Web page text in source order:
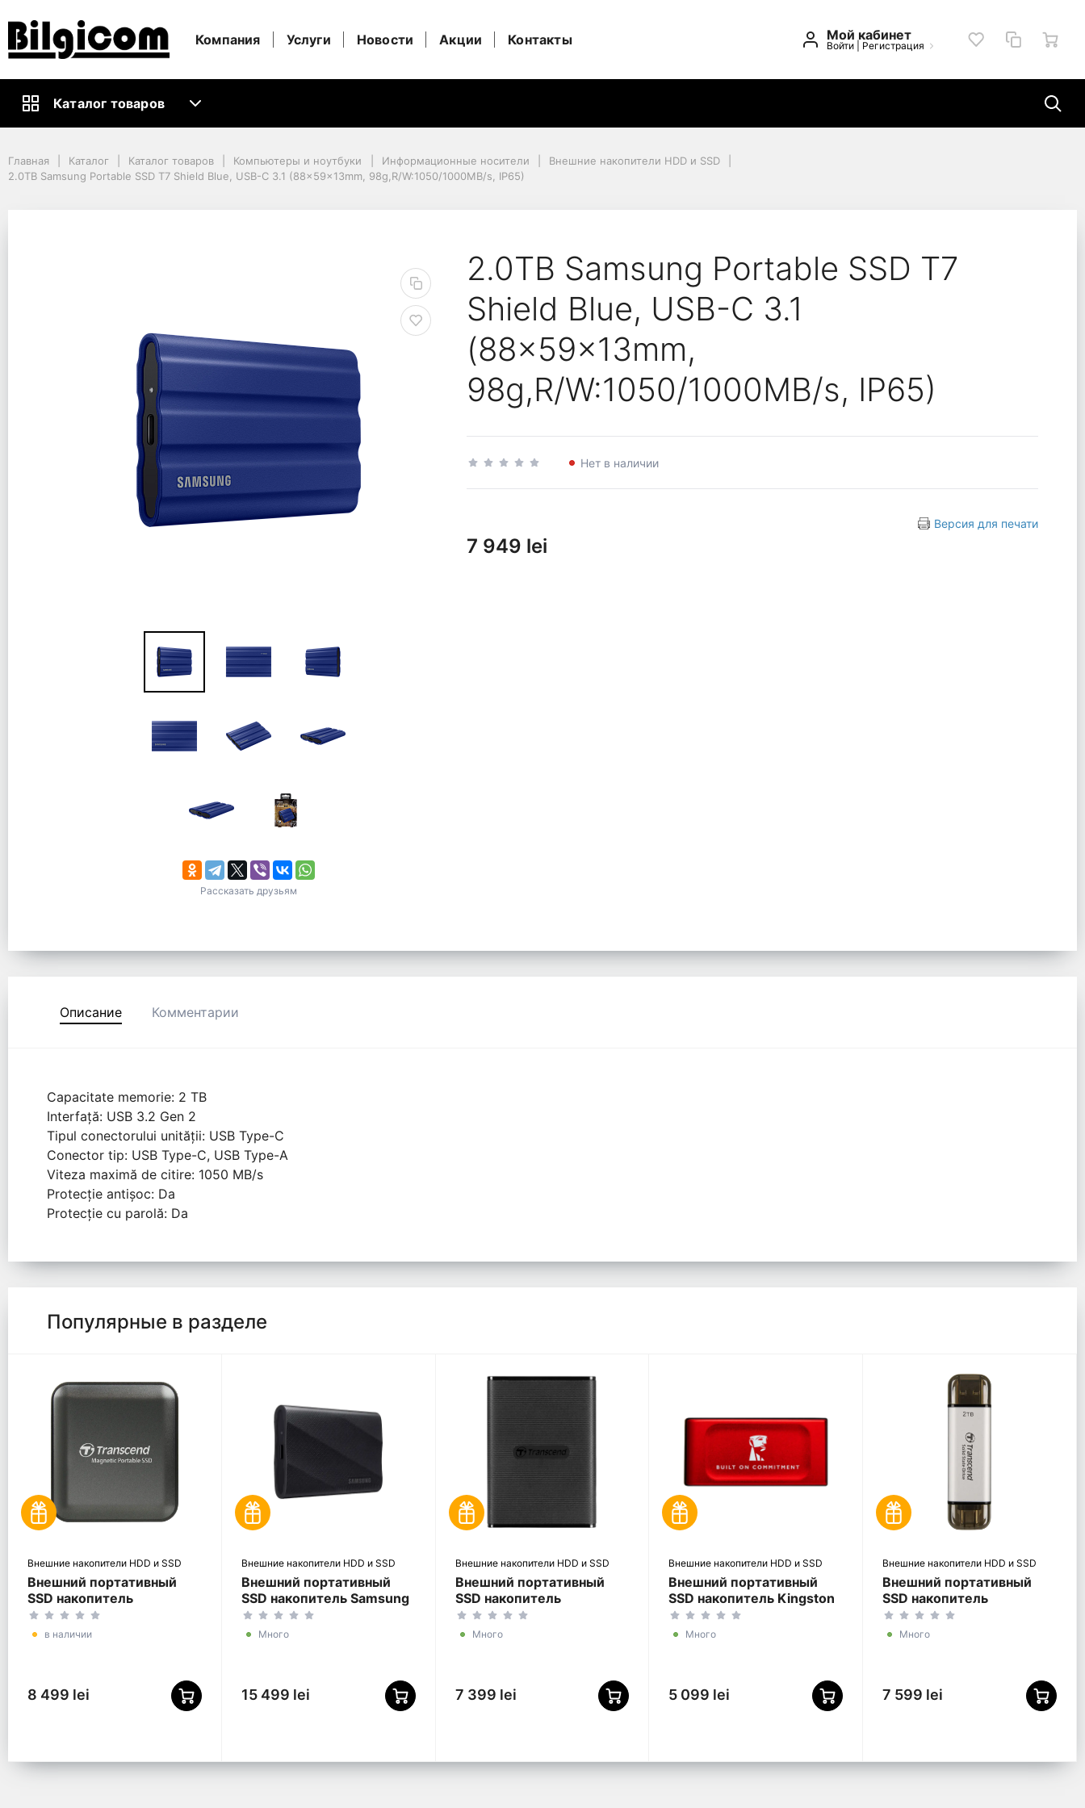
Мой кабинет
Войти| Регистрация
Компания Услуги Новости Акции Контакты
Каталог товаров
Главная
Компьютеры и ноутбуки
Информационные носители
Внешние накопители HDD и SSD
Главная Каталог Каталог товаров Компьютеры и ноутбуки Информационные носители
Внешние накопители HDD и SSD
2.0TB Samsung Portable SSD T7 Shield Blue, USB-C 3.1 (88x59x13mm, 98g,R/W:1050/1000MB/s, IP65)
Рассказать друзьям
2.0TB Samsung Portable SSD T7
Shield Blue, USB-C 3.1
(88x59x13mm,
98g,R/W:1050/1000MB/s, IP65)
Нет в наличии
Версия для печати
7 949 lei
Описание Комментарии
Capacitate memorie: 2 TB
Interfață: USB 3.2 Gen 2
Tipul conectorului unității: USB Type-C
Conector tip: USB Type-C, USB Type-A
Viteza maximă de citire: 1050 MB/s
Protecție antișoc: Da
Protecție cu parolă: Da
Популярные в разделе
Внешние накопители HDD и SSD
Внешний портативный
SSD накопитель
Transcend ESD420, 2 ТБ,
Iron Gray (TS2TESD420C)
в наличии
8 499 lei
Внешние накопители HDD и SSD
Внешний портативный
SSD накопитель Samsung
T9, 4 ТБ, Чёрный (MU-
PG4T0B/WW)
Много
15 499 lei
Внешние накопители HDD и SSD
Внешний портативный
SSD накопитель
Transcend ESD270C, 2 ТБ,
Чёрный (TS2TESD270C)
Много
7 399 lei
Внешние накопители HDD и SSD
Внешний портативный
SSD накопитель Kingston
XS1000 BoC, 1 ТБ,
Красный
Много
5 099 lei
Внешние накопители HDD и SSD
Внешний портативный
SSD накопитель
Transcend ESD310S, 2 ТБ,
Серебристый
Много
7 599 lei